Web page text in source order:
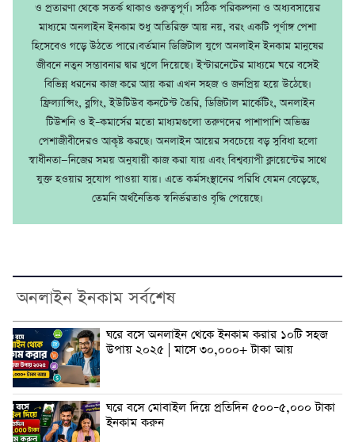
ও প্রতারণা থেকে সতর্ক থাকাও গুরুত্বপূর্ণ। সঠিক পরিকল্পনা ও অধ্যবসায়ের
মাধ্যমে অনলাইন ইনকাম শুধু অতিরিক্ত আয় নয়, বরং একটি পূর্ণাঙ্গ পেশা
হিসেবেও গড়ে উঠতে পারে।বর্তমান ডিজিটাল যুগে অনলাইন ইনকাম মানুষের
জীবনে নতুন সম্ভাবনার দ্বার খুলে দিয়েছে। ইন্টারনেটের মাধ্যমে ঘরে বসেই
বিভিন্ন ধরনের কাজ করে আয় করা এখন সহজ ও জনপ্রিয় হয়ে উঠেছে।
ফ্রিল্যান্সিং, ব্লগিং, ইউটিউব কনটেন্ট তৈরি, ডিজিটাল মার্কেটিং, অনলাইন
টিউশনি ও ই–কমার্সের মতো মাধ্যমগুলো তরুণদের পাশাপাশি অভিজ্ঞ
পেশাজীবীদেরও আকৃষ্ট করছে। অনলাইন আয়ের সবচেয়ে বড় সুবিধা হলো
স্বাধীনতা—নিজের সময় অনুযায়ী কাজ করা যায় এবং বিশ্বব্যাপী ক্লায়েন্টের সাথে
যুক্ত হওয়ার সুযোগ পাওয়া যায়। এতে কর্মসংস্থানের পরিধি যেমন বেড়েছে,
তেমনি অর্থনৈতিক স্বনির্ভরতাও বৃদ্ধি পেয়েছে।
অনলাইন ইনকাম সর্বশেষ
ঘরে বসে অনলাইন থেকে ইনকাম করার ১০টি সহজ
উপায় ২০২৫ | মাসে ৩০,০০০+ টাকা আয়
ঘরে বসে মোবাইল দিয়ে প্রতিদিন ৫০০–৫,০০০ টাকা
ইনকাম করুন